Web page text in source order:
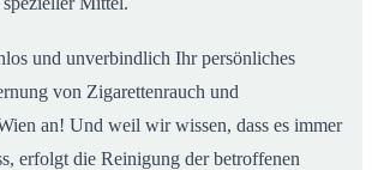
und unverbindlich Ihr persönliches
von Zigarettenrauch und
an! Und weil wir wissen, dass es immer
erfolgt die Reinigung der betroffenen